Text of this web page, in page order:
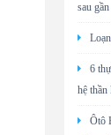
sau
6
hệ thần
Ôtô